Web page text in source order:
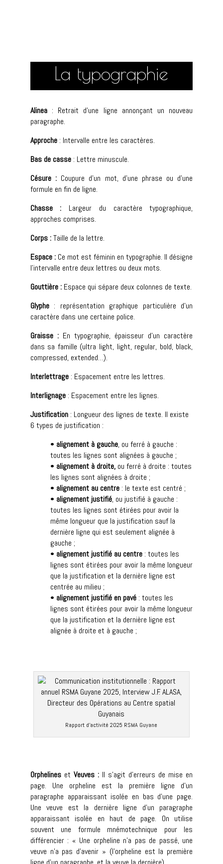
La typographie
Alinea : Retrait d’une ligne annonçant un nouveau
paragraphe.
Approche : Intervalle entre les caractères.
Bas de casse : Lettre minuscule.
Césure :Coupure d’un mot, d’une phrase ou d’une
formule en fin de ligne.
Chasse : Largeur du caractère typographique,
approches comprises.
Corps :Taille de la lettre.
Espace :Ce mot est féminin en typographie. Il désigne
l’intervalle entre deux lettres ou deux mots.
Gouttière :Espace qui sépare deux colonnes de texte.
Glyphe: représentation graphique particulière d’un
caractère dans une certaine police.
Graisse :En typographie, épaisseur d’un caractère
dans sa famille (ultra light, light, regular, bold, black,
compressed, extended…).
Interlettrage : Espacement entre les lettres.
Interlignage : Espacement entre les lignes.
Justification: Longueur des lignes de texte. Il existe
6 types de justification :
• alignement à gauche, ou ferré à gauche :
toutes les lignes sont alignées à gauche ;
• alignement à droite,ou ferré à droite : toutes
les lignes sont alignées à droite ;
• alignement au centre: le texte est centré ;
• alignement justifié, ou justifié à gauche :
toutes les lignes sont étirées pour avoir la
même longueur que la justification sauf la
dernière ligne qui est seulement alignée à
gauche ;
• alignement justifié au centre: toutes les
lignes sont étirées pour avoir la même longueur
que la justification et la dernière ligne est
centrée au milieu ;
• alignement justifié en pavé: toutes les
lignes sont étirées pour avoir la même longueur
que la justification et la dernière ligne est
alignée à droite et à gauche ;
Rapport d’activité 2025 RSMA Guyane
Orphelines et Veuves : Il s’agit d’erreurs de mise en
page. Une orpheline est la première ligne d’un
paragraphe apparaissant isolée en bas d’une page.
Une veuve est la dernière ligne d’un paragraphe
apparaissant isolée en haut de page. On utilise
souvent une formule mnémotechnique pour les
différencier : « Une orpheline n’a pas de passé, une
veuve n’a pas d’avenir » (l’orpheline est la première